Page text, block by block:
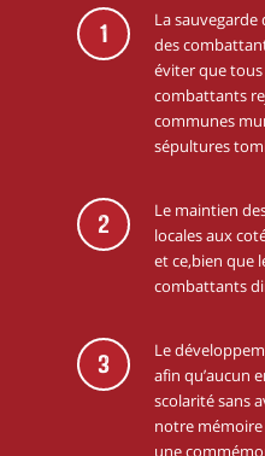
1
La
des
éviter que tous
combattants
communes
sépultures
2
Le maintien
locales aux
et ce,bien que
combattants
3
Le
afin qu’aucun
scolarité sans
notre
une